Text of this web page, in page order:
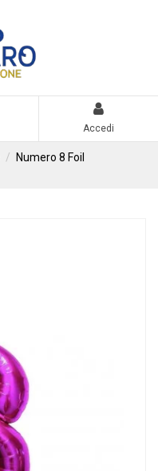
Accedi
Numero 8 Foil